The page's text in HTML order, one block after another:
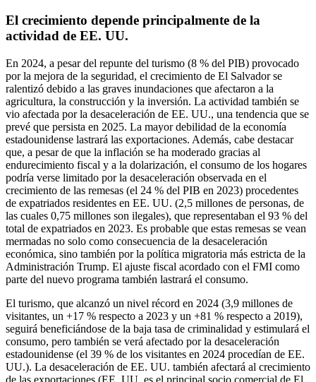
El crecimiento depende principalmente de la
actividad de EE. UU.
En 2024, a pesar del repunte del turismo (8 % del PIB) provocado
por la mejora de la seguridad, el crecimiento de El Salvador se
ralentizó debido a las graves inundaciones que afectaron a la
agricultura, la construcción y la inversión. La actividad también se
vio afectada por la desaceleración de EE. UU., una tendencia que se
prevé que persista en 2025. La mayor debilidad de la economía
estadounidense lastrará las exportaciones. Además, cabe destacar
que, a pesar de que la inflación se ha moderado gracias al
endurecimiento fiscal y a la dolarización, el consumo de los hogares
podría verse limitado por la desaceleración observada en el
crecimiento de las remesas (el 24 % del PIB en 2023) procedentes
de expatriados residentes en EE. UU. (2,5 millones de personas, de
las cuales 0,75 millones son ilegales), que representaban el 93 % del
total de expatriados en 2023. Es probable que estas remesas se vean
mermadas no solo como consecuencia de la desaceleración
económica, sino también por la política migratoria más estricta de la
Administración Trump. El ajuste fiscal acordado con el FMI como
parte del nuevo programa también lastrará el consumo.
El turismo, que alcanzó un nivel récord en 2024 (3,9 millones de
visitantes, un +17 % respecto a 2023 y un +81 % respecto a 2019),
seguirá beneficiándose de la baja tasa de criminalidad y estimulará el
consumo, pero también se verá afectado por la desaceleración
estadounidense (el 39 % de los visitantes en 2024 procedían de EE.
UU.). La desaceleración de EE. UU. también afectará al crecimiento
de las exportaciones (EE. UU. es el principal socio comercial de El